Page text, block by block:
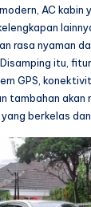
AC kabin
rasa nyaman
itu,
GPS,
tambahan akan
berkelas